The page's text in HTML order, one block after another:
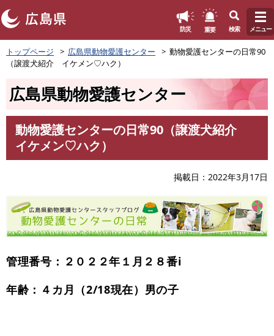
ペ
ー
防災 重要 検索 メニュー
トップページ 広島県動物愛護センター
動物愛護センターの日常90
（譲渡犬紹介 イケメン♡ハク）
広島県動物愛護センター
動物愛護センターの日常90（譲渡犬紹介
イケメン♡ハク）
掲載日 2022年3月17日
管理番号：２０２２年１月２８番i
年齢：４カ月（2/18現在）男の子